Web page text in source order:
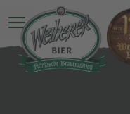
O Menu principale è